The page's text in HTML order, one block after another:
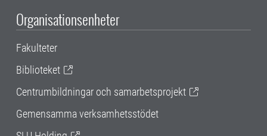
Organisationsenheter
Fakulteter
Biblioteket
Centrumbildningar och samarbetsprojekt
Gemensamma verksamhetsstödet